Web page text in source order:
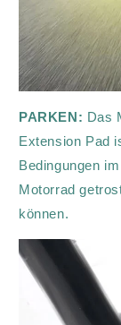
PARKEN: Das
Extension Pad
Bedingungen
Motorrad
können.